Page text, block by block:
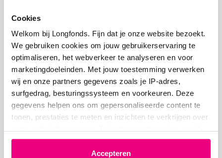
Cookies
Welkom bij Longfonds. Fijn dat je onze website bezoekt.
We gebruiken cookies om jouw gebruikerservaring te
optimaliseren, het webverkeer te analyseren en voor
marketingdoeleinden. Met jouw toestemming verwerken
wij en onze partners gegevens zoals je IP-adres,
surfgedrag, besturingssysteem en voorkeuren. Deze
gegevens helpen ons om gepersonaliseerde content te
tonen, prestaties te meten en inzichten te verkrijgen over
moment wijzigen of intrekken via het cookie-icoontje
linksonder elke pagina. De lijst met partners is te vinden
Accepteren